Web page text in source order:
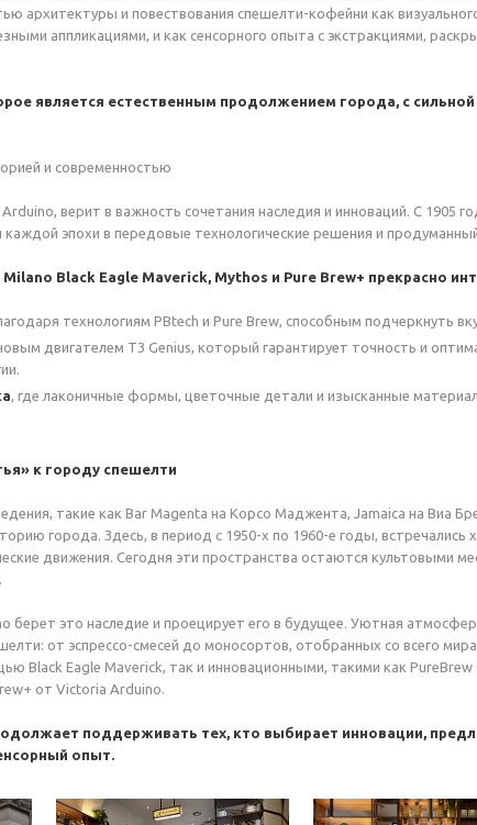
архитектуры и повествования спешелти-кофейни как
аппликациями, и как сенсорного опыта с экстракциями,
является естественным продолжением города, с
и современностью
верит в важность сочетания наследия и инноваций. С 1905
эпохи в передовые технологические решения и
Black Eagle Maverick, Mythos и Pure Brew+ прекрасно
технологиям PBtech и Pure Brew, способным подчеркнуть
двигателем T3 Genius, который гарантирует точность и
, где лаконичные формы, цветочные детали и изысканные
к городу спешелти
такие как Bar Magenta на Корсо Маджента, Jamaica на Виа
города. Здесь, в период с 1950-х по 1960-е годы, встречались
движения. Сегодня эти пространства остаются культовыми
берет это наследие и проецирует его в будущее. Уютная
от эспрессо-смесей до моносортов, отобранных со всего
Black Eagle Maverick, так и инновационными, такими как
от Victoria Arduino.
поддерживать тех, кто выбирает инновации,
опыт.